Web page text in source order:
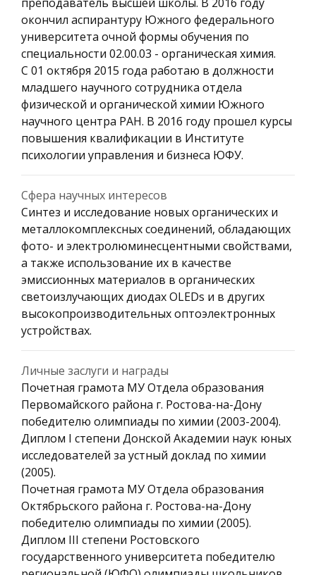
окончил аспирантуру Южного федерального
университета очной формы обучения по
специальности 02.00.03 - органическая химия.
С 01 октября 2015 года работаю в должности
младшего научного сотрудника отдела
физической и органической химии Южного
научного центра РАН. В 2016 году прошел курсы
повышения квалификации в Институте
психологии управления и бизнеса ЮФУ.
Сфера научных интересов
Синтез и исследование новых органических и
металлокомплексных соединений, обладающих
фото- и электролюминесцентными свойствами,
а также использование их в качестве
эмиссионных материалов в органических
светоизлучающих диодах OLEDs и в других
высокопроизводительных оптоэлектронных
устройствах.
Личные заслуги и награды
Почетная грамота МУ Отдела образования
Первомайского района г. Ростова-на-Дону
победителю олимпиады по химии (2003-2004).
Диплом I степени Донской Академии наук юных
исследователей за устный доклад по химии
(2005).
Почетная грамота МУ Отдела образования
Октябрьского района г. Ростова-на-Дону
победителю олимпиады по химии (2005).
Диплом III степени Ростовского
государственного университета победителю